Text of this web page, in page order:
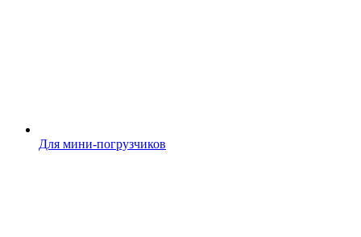
Для мини-погрузчиков